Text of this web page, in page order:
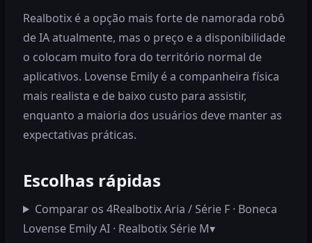
Realbotix é a opção mais forte de namorada robô
de IA atualmente, mas o preço e a disponibilidade
o colocam muito fora do território normal de
aplicativos. Lovense Emily é a companheira física
mais realista e de baixo custo para assistir,
enquanto a maioria dos usuários deve manter as
expectativas práticas.
Escolhas rápidas
Comparar os 4Realbotix Aria / Série F · Boneca
Lovense Emily AI · Realbotix Série M▾